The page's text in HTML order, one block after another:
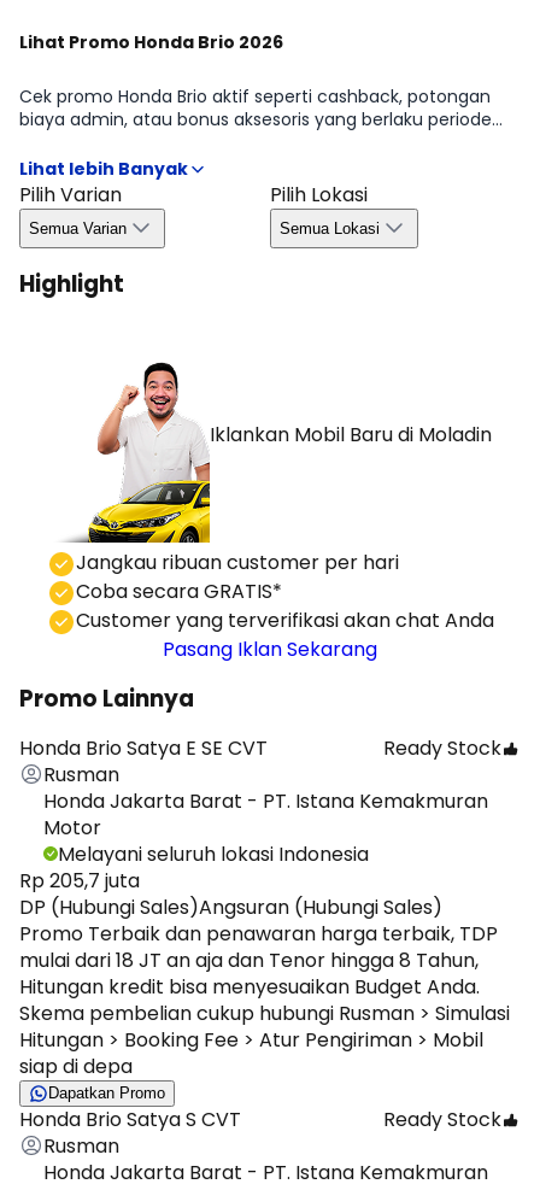
Lihat Promo Honda Brio 2026
Cek promo Honda Brio aktif seperti cashback, potongan
biaya admin, atau bonus aksesoris yang berlaku periode
agar kamu bisa mengambil keputusan dengan cepat dan
efisien. Detail kuota, wilayah, dan masa berlaku tersedia di
halaman Promo Honda Brio 2026.
Pilih Varian
Semua Varian
Pilih Lokasi
Semua Lokasi
Highlight
Iklankan Mobil Barudi Moladin
⁠Jangkau ribuan customer per hari
Coba secara GRATIS*
⁠⁠Customer yang terverifikasi akan chat Anda
Pasang Iklan Sekarang
Promo Lainnya
Honda Brio Satya E SE CVT
Ready Stock
Rusman
Honda Jakarta Barat - PT. Istana Kemakmuran
Motor
Melayani seluruh lokasi Indonesia
Rp 205,7 juta
DP (Hubungi Sales)Angsuran (Hubungi Sales)
Promo Terbaik dan penawaran harga terbaik, TDP
mulai dari 18 JT an aja dan Tenor hingga 8 Tahun,
Hitungan kredit bisa menyesuaikan Budget Anda.
Skema pembelian cukup hubungi Rusman > Simulasi
Hitungan > Booking Fee > Atur Pengiriman > Mobil
siap di depa
Dapatkan Promo
Honda Brio Satya S CVT
Ready Stock
Rusman
Honda Jakarta Barat - PT. Istana Kemakmuran